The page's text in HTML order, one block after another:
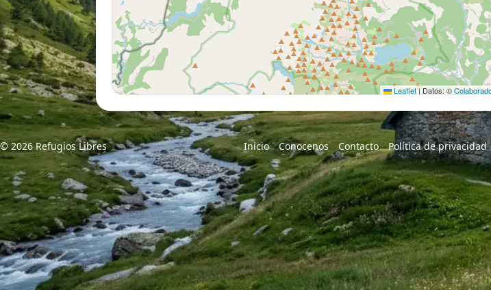
Leaflet | Datos: ©
© 2026 Refugios Libres Inicio Conocenos Contacto Política de privacidad